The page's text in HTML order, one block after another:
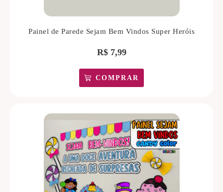
Painel de Parede Sejam Bem Vindos Super Heróis
R$7,99
COMPRAR